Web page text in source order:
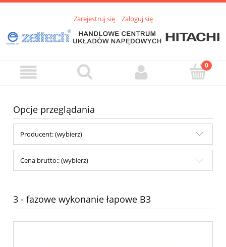
Zarejestruj się Zaloguj się
Opcje przeglądania
Producent: (wybierz)
Cena brutto:: (wybierz)
3 - fazowe wykonanie łapowe B3